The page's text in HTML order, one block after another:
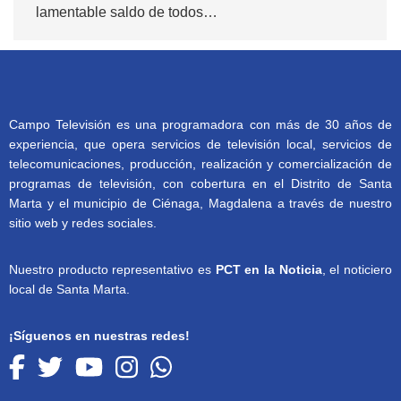
lamentable saldo de todos…
Campo Televisión es una programadora con más de 30 años de
experiencia, que opera servicios de televisión local, servicios de
telecomunicaciones, producción, realización y comercialización de
programas de televisión, con cobertura en el Distrito de Santa
Marta y el municipio de Ciénaga, Magdalena a través de nuestro
sitio web y redes sociales.
Nuestro producto representativo es PCT en la Noticia, el noticiero
local de Santa Marta.
¡Síguenos en nuestras redes!